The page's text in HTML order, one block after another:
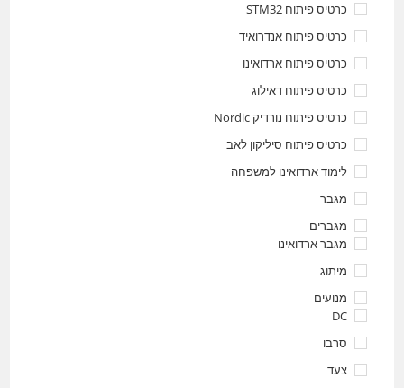
כרטיס פיתוח STM32
כרטיס פיתוח אנדרואיד
כרטיס פיתוח ארדואינו
כרטיס פיתוח דאילוג
כרטיס פיתוח נורדיק Nordic
כרטיס פיתוח סיליקון לאב
לימוד ארדואינו למשפחה
מגבר
מגברים
מגבר ארדואינו
מיתוג
מנועים
DC
סרבו
צעד